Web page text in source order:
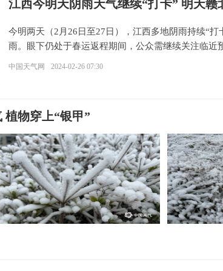
江西今明天阴雨天气继续“打卡” 明天赣
今明两天（2月26日至27日），江西多地阴雨持续“
雨。眼下仍处于春运返程期间，公众需继续关注临近
中国天气网 2024-02-26 07:30
植物穿上“银甲”